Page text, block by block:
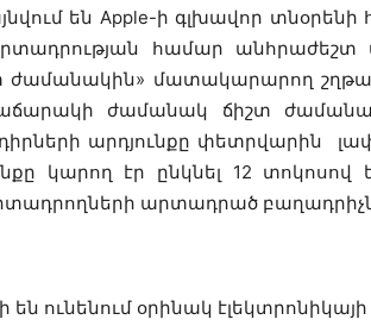
են Apple-ի գլխավոր
համար
ժամանակին» մատակարարող
ժամանակ ճիշտ
արդյունքը փետրվարին
կարող էր ընկնել 12 տոկոսով
արտադրած
ունենում օրինակ